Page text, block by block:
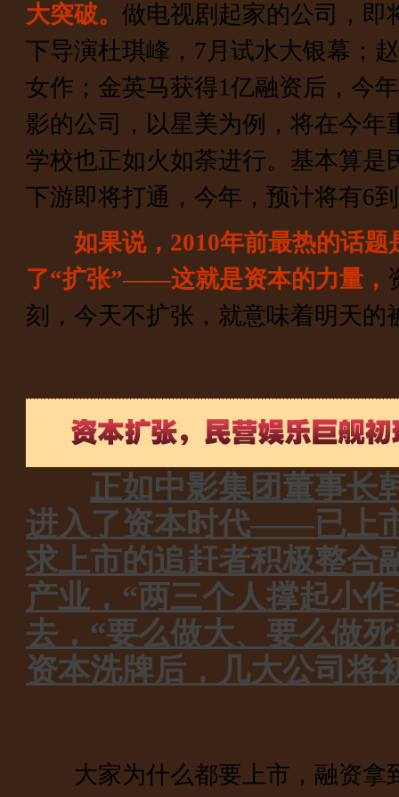
大突破。 做电视剧起家的公司，即
下导演杜琪峰，7月试水大银幕；
女作；金英马获得1亿融资后，今
影的公司，以星美为例，将在今
学校也正如火如荼进行。基本算
下游即将打通，今年，预计将有6
如果说，2010年前最热的话
了“扩张”——这就是资本的力量，
刻，今天不扩张，就意味着明天
正如中影集团董事长
进入了资本时代——已上
求上市的追赶者积极整合
产业，“两三个人撑起小
去，“要么做大、要么做
资本洗牌后，几大公司
大家为什么都要上市，融资拿